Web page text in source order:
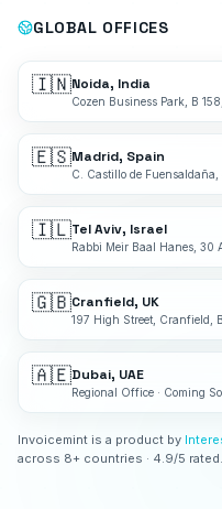
GLOBAL OFFICES
🇮🇳Noida, India
Cozen Business Park, B
🇪🇸Madrid, Spain
C. Castillo de
🇮🇱Tel Aviv, Israel
Rabbi Meir Baal Hanes, 30
🇬🇧Cranfield, UK
197 High Street, Cranfield,
🇦🇪Dubai, UAE
Regional Office · Coming
Invoicemint is a product by
across 8+ countries · 4.9/5 rated.